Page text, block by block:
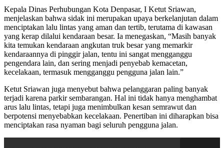
Kepala Dinas Perhubungan Kota Denpasar, I Ketut Sriawan,
menjelaskan bahwa sidak ini merupakan upaya berkelanjutan dalam
menciptakan lalu lintas yang aman dan tertib, terutama di kawasan
yang kerap dilalui kendaraan besar. Ia menegaskan, “Masih banyak
kita temukan kendaraan angkutan truk besar yang memarkir
kendaraannya di pinggir jalan, tentu ini sangat mengganggu
pengendara lain, dan sering menjadi penyebab kemacetan,
kecelakaan, termasuk mengganggu pengguna jalan lain.”
Ketut Sriawan juga menyebut bahwa pelanggaran paling banyak
terjadi karena parkir sembarangan. Hal ini tidak hanya menghambat
arus lalu lintas, tetapi juga menimbulkan kesan semrawut dan
berpotensi menyebabkan kecelakaan. Penertiban ini diharapkan bisa
menciptakan rasa nyaman bagi seluruh pengguna jalan.